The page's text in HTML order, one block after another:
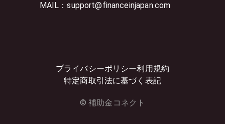
MAIL：support@financeinjapan.com
プライバシーポリシー利用規約
特定商取引法に基づく表記
© 補助金コネクト